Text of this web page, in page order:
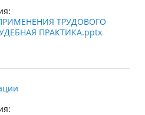
ТРУДОВОГО
ПРАКТИКА.pptx